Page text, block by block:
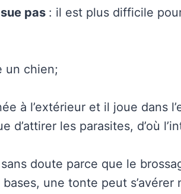
pas : il est plus difficile
un chien;
à l’extérieur et il joue dans
d’attirer les parasites, d’où
doute parce que le
une tonte peut s’avérer